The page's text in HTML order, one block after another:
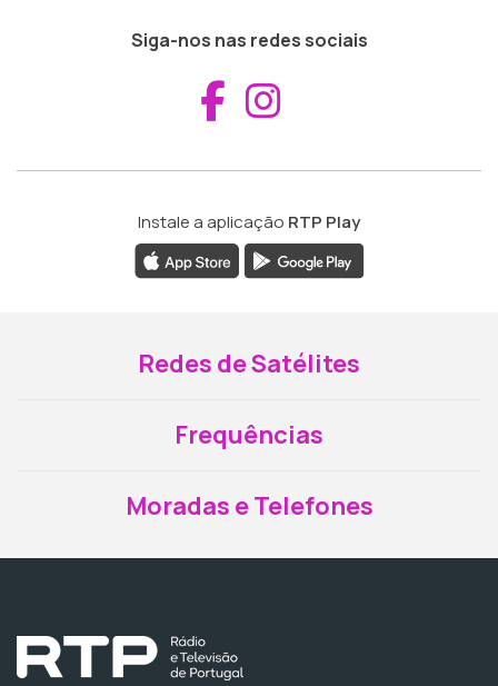
Siga-nos nas redes sociais
Aceder ao
Instale a aplicação RTP Play
Redes de Satélites
Frequências
Moradas e Telefones